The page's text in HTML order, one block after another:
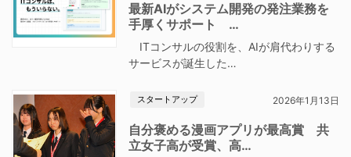
最新AIがシステム開発の発注業務を
手厚くサポート …
ITコンサルの役割を、AIが肩代わりする
サービスが誕生した…
スタートアップ 2026年1月13日
自分褒める漫画アプリが最高賞 共
立女子高が受賞、高…